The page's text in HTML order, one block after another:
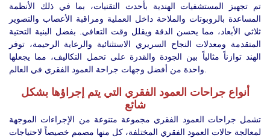
تم تجهيز المستشفيات الهندية بأحدث التقنيات، بما في ذلك الأنظمة
المساعدة بالروبوتات والملاحة داخل العملية ومراقبة الأعصاب والتصوير
ثلاثي الأبعاد، مما يحسن الدقة ويقلل وقت التعافي. بفضل البنية التحتية
المتقدمة ومعدلات النجاح السريري الاستثنائية والرعاية الرحيمة، توفر
الهند توازناً مثالياً بين الجودة والقدرة على تحمل التكاليف، مما يجعلها
أنواع جراحات العمود الفقري التي يتم إجراؤها بشكل
شائع
تشمل جراحات العمود الفقري مجموعة متنوعة من الإجراءات الموجهة
لمعالجة حالات العمود الفقري المختلفة، كل منها مصمم خصيصاً لاحتياجات